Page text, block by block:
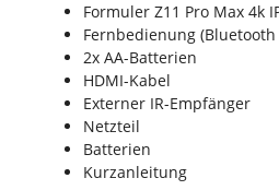
Formuler Z11 Pro Max 4k
Fernbedienung (Bluetooth
2x AA-Batterien
HDMI-Kabel
Externer IR-Empfänger
Netzteil
Batterien
Kurzanleitung